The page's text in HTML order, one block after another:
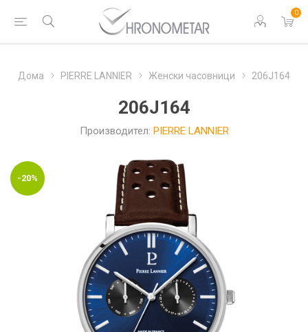
0
Дома PIERRE LANNIER Женски часовници 206J164
206J164
Производител: PIERRE LANNIER
-20%